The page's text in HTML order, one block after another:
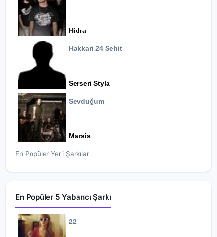
Hidra
Hakkari 24 Şehit
Serseri Styla
Sevduğum
Marsis
En Popüler Yerli Şarkılar
En Popüler 5 Yabancı Şarkı
22